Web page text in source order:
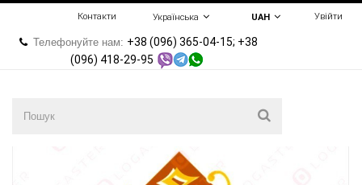
Увійти
UAH
Українська
Контакти
Телефонуйте нам: +38 (096) 365-04-15; +38
(096) 418-29-95